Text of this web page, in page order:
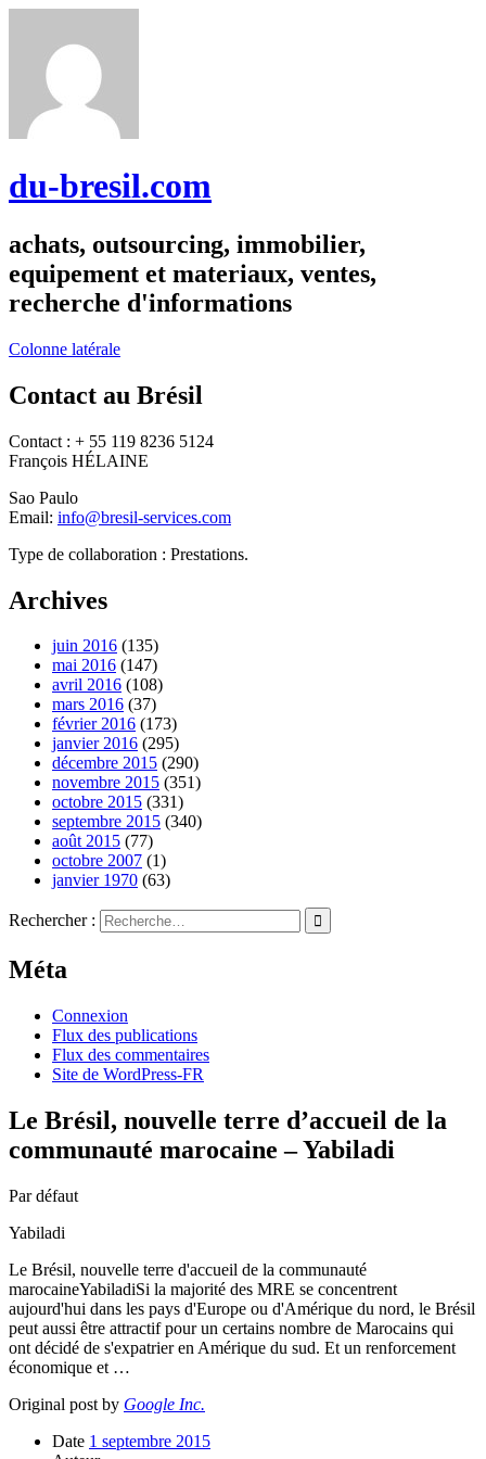
du-bresil.com
achats, outsourcing, immobilier,
equipement et materiaux, ventes,
recherche d'informations
Colonne latérale
Contact au Brésil
Contact : + 55 119 8236 5124
François HÉLAINE
Sao Paulo
Email: info@bresil-services.com
Type de collaboration : Prestations.
Archives
juin 2016 (135)
mai 2016 (147)
avril 2016 (108)
mars 2016 (37)
février 2016 (173)
janvier 2016 (295)
décembre 2015 (290)
novembre 2015 (351)
octobre 2015 (331)
septembre 2015 (340)
août 2015 (77)
octobre 2007 (1)
janvier 1970 (63)
Rechercher :
Méta
Connexion
Flux des publications
Flux des commentaires
Site de WordPress-FR
Le Brésil, nouvelle terre d’accueil de la
communauté marocaine – Yabiladi
Par défaut
Yabiladi
Le Brésil, nouvelle terre d'accueil de la communauté
marocaineYabiladiSi la majorité des MRE se concentrent
aujourd'hui dans les pays d'Europe ou d'Amérique du nord, le Brésil
peut aussi être attractif pour un certains nombre de Marocains qui
ont décidé de s'expatrier en Amérique du sud. Et un renforcement
économique et …
Original post by Google Inc.
Date 1 septembre 2015